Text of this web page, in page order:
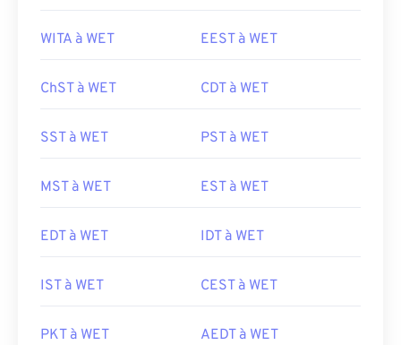
WITA à WET EEST à WET
ChST à WET CDT à WET
SST à WET PST à WET
MST à WET EST à WET
EDT à WET IDT à WET
IST à WET CEST à WET
PKT à WET AEDT à WET